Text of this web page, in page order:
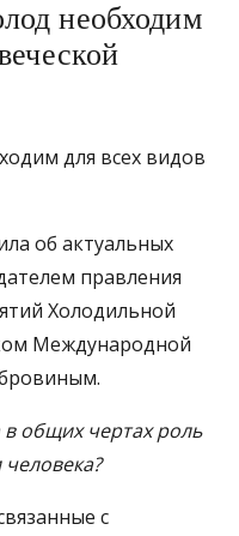
необходим
для всех видов
об актуальных
правления
Холодильной
Международной
общих чертах роль
с